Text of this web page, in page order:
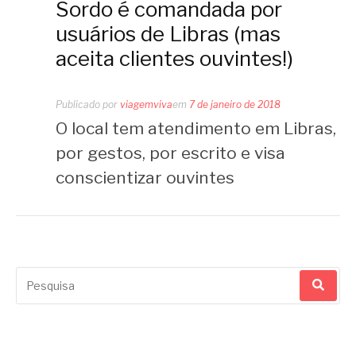
Sordo é comandada por
usuários de Libras (mas
aceita clientes ouvintes!)
Publicado por viagemvivaem 7 de janeiro de 2018
O local tem atendimento em Libras,
por gestos, por escrito e visa
conscientizar ouvintes
por: